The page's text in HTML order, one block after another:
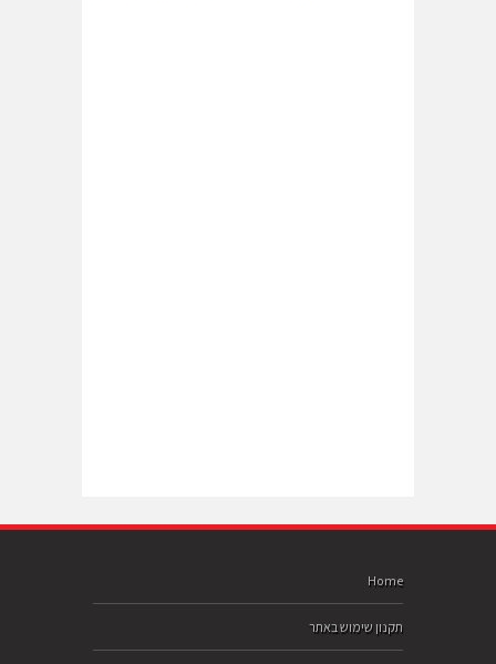
Home
תקנון שימוש באתר